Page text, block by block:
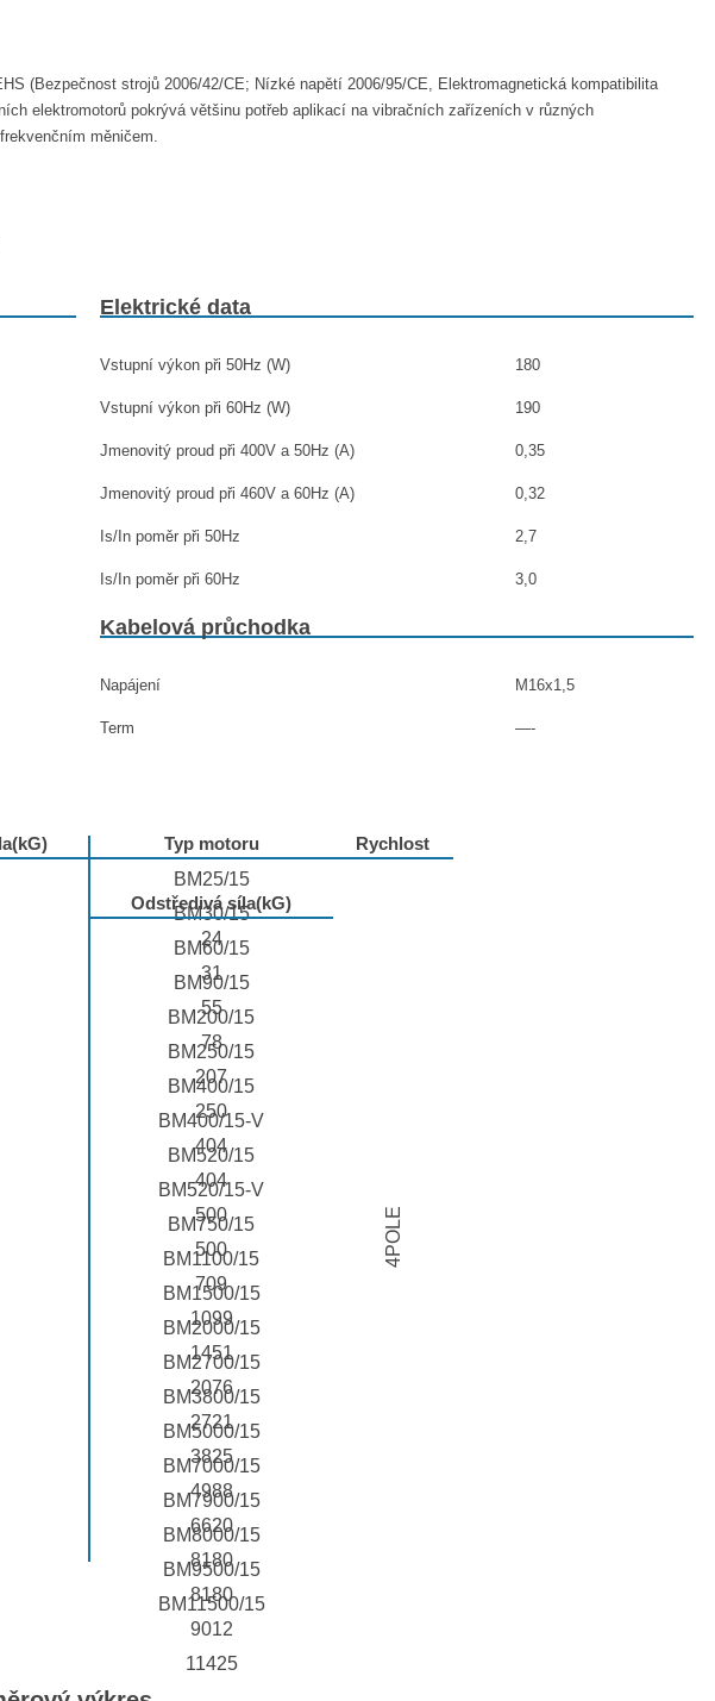
(Bezpečnost strojů 2006/42/CE; Nízké napětí 2006/95/CE, Elektromagnetická kompatibilita
elektromotorů pokrývá většinu potřeb aplikací na vibračních zařízeních v různých
měničem.
Elektrické data
Vstupní výkon při 50Hz (W) 180
Vstupní výkon při 60Hz (W) 190
Jmenovitý proud při 400V a 50Hz (A) 0,35
Jmenovitý proud při 460V a 60Hz (A) 0,32
Is/In poměr při 50Hz 2,7
Is/In poměr při 60Hz 3,0
Kabelová průchodka
Napájení M16x1,5
Term —-
Typ motoru
BM25/15
BM30/15
BM60/15
BM90/15
BM200/15
BM250/15
BM400/15
BM400/15-V
BM520/15
BM520/15-V
BM750/15
BM1100/15
BM1500/15
BM2000/15
BM2700/15
BM3800/15
BM5000/15
BM7000/15
BM7900/15
BM8000/15
BM9500/15
BM11500/15
Rychlost
4POLE
Odstředivá síla(kG)
24
31
55
78
207
250
404
404
500
500
709
1099
1451
2076
2721
3825
4988
6620
8180
8180
9012
11425